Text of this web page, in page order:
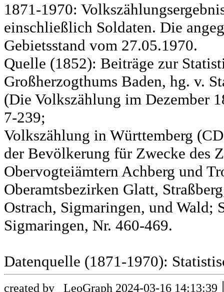
1871-1970:
einschließlich Soldaten. Die
Gebietsstand vom 27.05.1970.
Quelle (1852): Beiträge zur
Großherzogthums Baden, hg. v.
(Die Volkszählung im Dezember
7-239;
Volkszählung in Württemberg
der Bevölkerung für Zwecke des
Obervogteiämtern Achberg und
Oberamtsbezirken Glatt,
Ostrach, Sigmaringen, und Wald;
Sigmaringen, Nr. 460-469.
Datenquelle (1871-1970):
created by _LeoGraph 2024-03-16 14:13:39